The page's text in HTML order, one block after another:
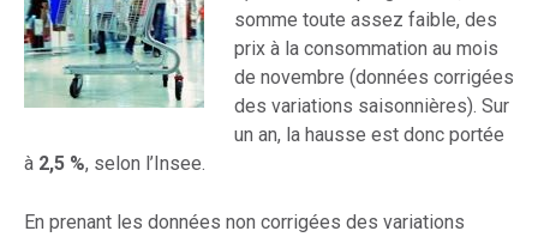
somme toute assez faible, des
prix à la consommation au mois
de novembre (données corrigées
des variations saisonnières). Sur
un an, la hausse est donc portée
à 2,5 %, selon l’Insee.
En prenant les données non corrigées des variations